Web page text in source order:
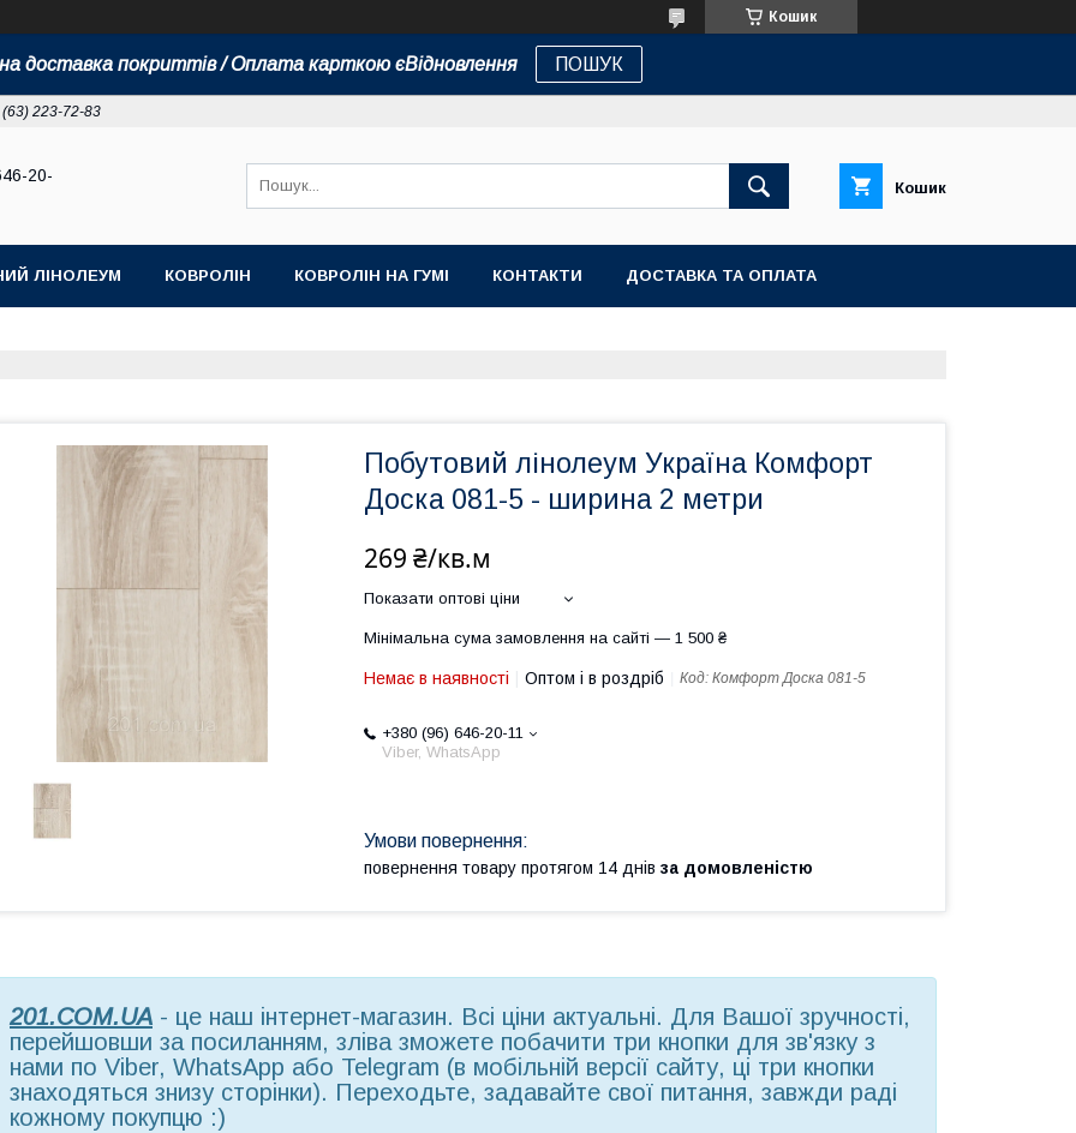
Кошик
доставка покриттів / Оплата карткою єВідновлення ПОШУК
223-72-83
20-
Кошик
ЛІНОЛЕУМ КОВРОЛІН КОВРОЛІН НА ГУМІ КОНТАКТИ ДОСТАВКА ТА ОПЛАТА
Побутовий лінолеум Україна Комфорт
Доска 081-5 - ширина 2 метри
269 ₴/кв.м
Показати оптові ціни
Мінімальна сума замовлення на сайті — 1 500 ₴
Немає в наявності Оптом і в роздріб Код: Комфорт Доска 081-5
+380 (96) 646-20-11
Viber, WhatsApp
повернення товару протягом 14 днів за домовленістю
201.COM.UA - це наш інтернет-магазин. Всі ціни актуальні. Для Вашої зручності,
перейшовши за посиланням, зліва зможете побачити три кнопки для зв'язку з
нами по Viber, WhatsApp або Telegram (в мобільній версії сайту, ці три кнопки
знаходяться знизу сторінки). Переходьте, задавайте свої питання, завжди раді
кожному покупцю :)